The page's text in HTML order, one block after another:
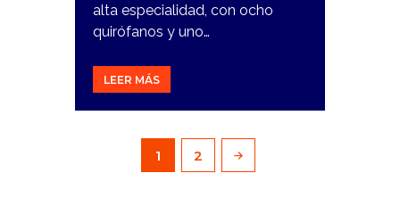
alta especialidad, con ocho
quirófanos y uno…
LEER MÁS
Paginación
PAGE
1 PAGE
2